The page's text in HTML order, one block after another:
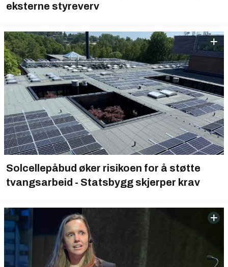
eksterne styreverv
Solcellepåbud øker risikoen for å støtte
tvangsarbeid - Statsbygg skjerper krav